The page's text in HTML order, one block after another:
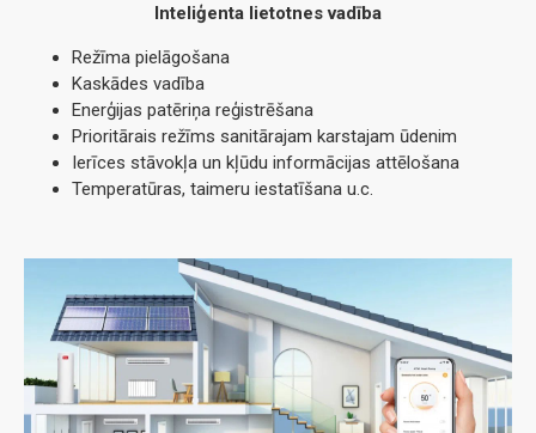
Inteliģenta lietotnes vadība
Režīma pielāgošana
Kaskādes vadība
Enerģijas patēriņa reģistrēšana
Prioritārais režīms sanitārajam karstajam ūdenim
Ierīces stāvokļa un kļūdu informācijas attēlošana
Temperatūras, taimeru iestatīšana u.c.